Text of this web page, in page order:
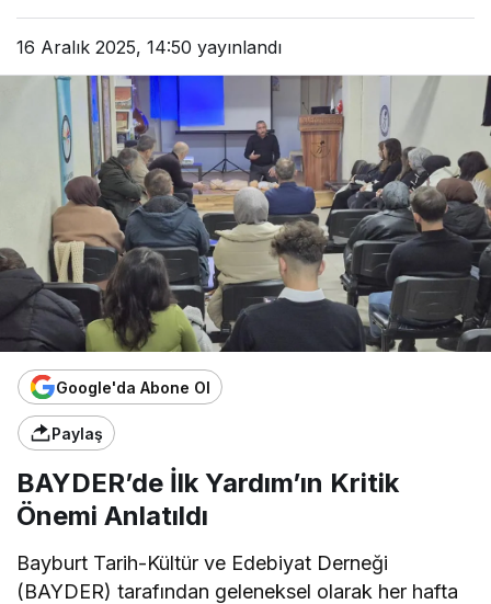
16 Aralık 2025, 14:50 yayınlandı
Google'da Abone Ol
Paylaş
BAYDER’de İlk Yardım’ın Kritik
Önemi Anlatıldı
Bayburt Tarih-Kültür ve Edebiyat Derneği
(BAYDER) tarafından geleneksel olarak her hafta